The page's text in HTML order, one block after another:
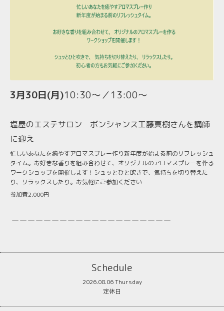
3月30日(月)10:30〜／13:00〜
塩屋のエステサロン ボンシャンス工藤真樹さんを講師
に迎え
忙しいあなたを癒やすアロマスプレー作り新年度が始まる前のリフレッシュ
タイム。お好きな香りを組み合わせて、オリジナルのアロマスプレーを作る
ワークショップを開催します！シュッとひと吹きで、気持ちを切り替えた
り、リラックスしたり。お気軽にご参加ください
参加費2,000円
ーーーーーーーーーーーーーーーーーーーー
Schedule
2026.08.06 Thursday
定休日